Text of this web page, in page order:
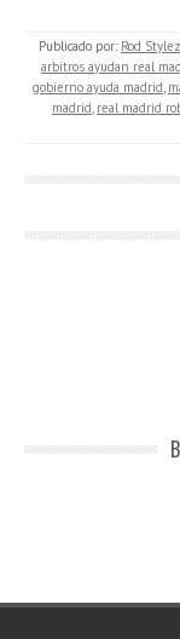
Publicado por: Rod
arbitros ayudan real
gobierno ayuda madrid,
madrid, real madrid